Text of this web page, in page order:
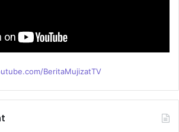
BeritaMujizatTV